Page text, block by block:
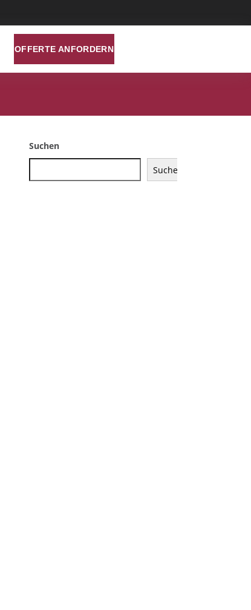
OFFERTE ANFORDERN
Suchen
Suchen